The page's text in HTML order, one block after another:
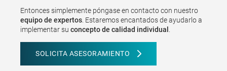
Entonces simplemente póngase en contacto con nuestro
equipo de expertos . Estaremos encantados de ayudarlo a
implementar su concepto de calidad individual
SOLICITA ASESORAMIENTO